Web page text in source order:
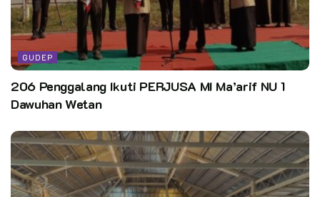
GUDEP
206 Penggalang Ikuti PERJUSA MI Ma’arif NU 1
Dawuhan Wetan